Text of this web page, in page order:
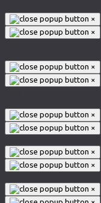
×
×
×
×
×
×
×
×
×